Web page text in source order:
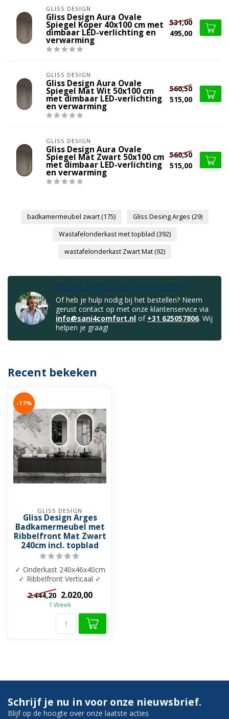
GLISS DESIGN
Gliss Design Aura Ovale
Spiegel Koper 40x100 cm met
dimbaar LED-verlichting en
verwarming
531,00
495,00
GLISS DESIGN
Gliss Design Aura Ovale
Spiegel Mat Wit 50x100 cm
met dimbaar LED-verlichting
en verwarming
560,50
515,00
GLISS DESIGN
Gliss Design Aura Ovale
Spiegel Mat Zwart 50x100 cm
met dimbaar LED-verlichting
en verwarming
560,50
515,00
badkamermeubel zwart(175) Gliss Desing Arges (29)
Wastafelonderkast met topblad (392)
wastafelonderkast Zwart Mat(92)
Heb je vragen over dit product?
Of heb je hulp nodig bij het bestellen? Neem
gerust contact op met onze klantenservice via
info@sani4comfort.nl of +31 625057806. Wij
helpen je graag!
Recent bekeken
-17%
GLISS DESIGN
Gliss Design Arges
Badkamermeubel met
Ribbelfront Mat Zwart
240cm incl. topblad
✓ Onderkast 240x46x40cm
✓ Ribbelfront Verticaal ✓
Topblad 18mm zonder
uitsparing...
2.444,20 2.020,00
1 Week
Schrijf je nu in voor onze nieuwsbrief.
Blijf op de hoogte over onze laatste acties